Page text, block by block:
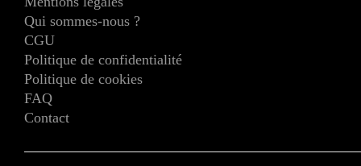
Qui sommes-nous ?
CGU
Politique de confidentialité
Politique de cookies
FAQ
Contact